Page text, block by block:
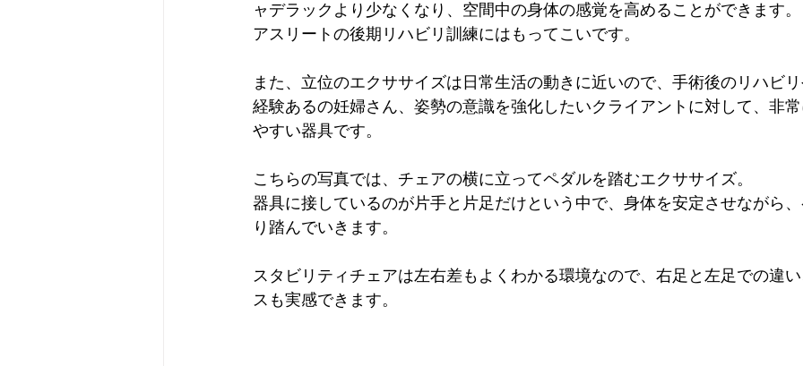
ャデラックより少なくなり、空間中の身体の感覚を高めることができます。
アスリートの後期リハビリ訓練にはもってこいです。
また、立位のエクササイズは日常生活の動きに近いので、手術後のリハビ
経験あるの妊婦さん、姿勢の意識を強化したいクライアントに対して、非
やすい器具です。
こちらの写真では、チェアの横に立ってペダルを踏むエクササイズ。
器具に接しているのが片手と片足だけという中で、身体を安定させながら
り踏んでいきます。
スタビリティチェアは左右差もよくわかる環境なので、右足と左足での違
スも実感できます。